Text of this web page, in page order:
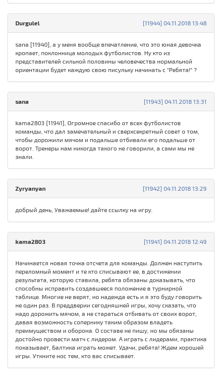
[11944] 04.11.2018 13:48
Durgulel
sana [11940], а у меня вообще впечатление, что это юная девочка
кропает, поклонница молодых футболистов. Ну кто из
представителей сильной половины человечества нормальной
ориентации будет каждую свою писульку начинать с "Ребята!" ?
[11943] 04.11.2018 13:31
sana
kama2803 [11941], Огромное спасибо от всех футболистов
команды, что дал замечательный и сверхсекретный совет о том,
чтобы дорожили мячом и подальше отбивали его подальше от
ворот. Тренеры нам никогда такого не говорили, а сами мы не
знали.
[11942] 04.11.2018 13:29
Zyryanyan
добрый день, Уважаемые! дайте ссылку на игру.
[11941] 04.11.2018 12:49
kama2803
Начинается новая точка отсчета для команды. Должен наступить
переломный момент и те кто списывают ее, в достижении
результата, которую ставила, ребята обязаны доказывать, что
способны исправить создавшееся положение в турнирной
таблице. Многие не верят, но надежда есть и я это буду говорить
не один раз. В преддверии сегодняшней игры, хочу сказать, что
надо дорожить мячом, а не стараться отбивать от своих ворот,
давая возможность сопернику таким образом владеть
преимуществом и оборона. О составе не пишу, но мы обязаны
достойно провести матч с лидером. А играть с лидерами, практика
показывает, Балтика играть может. Удачи, ребята! Ждем хорошей
игры. Уткните нос тем, кто вас списывает.